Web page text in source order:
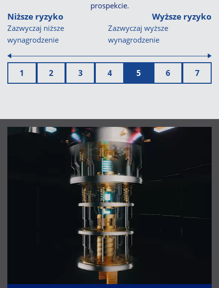
Niższe ryzyko
Zazwyczaj niższe
wynagrodzenie
Wyższe ryzyko
Zazwyczaj wyższe
wynagrodzenie
1 2 3 4 5 6 7
prospekcie.